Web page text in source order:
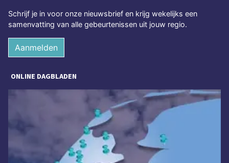
Schrijf je in voor onze nieuwsbrief en krijg wekelijks een
samenvatting van alle gebeurtenissen uit jouw regio.
Aanmelden
ONLINE DAGBLADEN